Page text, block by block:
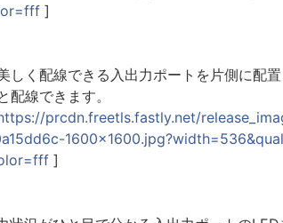
]
しく配線できる入出力ポートを片側に配
配線できます。
prcdn.freetls.fastly.net/
]